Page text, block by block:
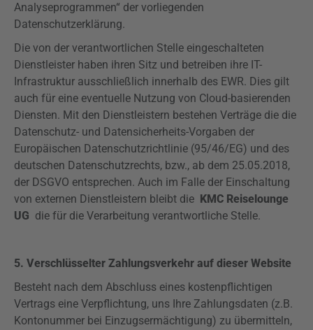
Analyseprogrammen“ der vorliegenden
Datenschutzerklärung.
Die von der verantwortlichen Stelle eingeschalteten
Dienstleister haben ihren Sitz und betreiben ihre IT-
Infrastruktur ausschließlich innerhalb des EWR. Dies gilt
auch für eine eventuelle Nutzung von Cloud-basierenden
Diensten. Mit den Dienstleistern bestehen Verträge die die
Datenschutz- und Datensicherheits-Vorgaben der
Europäischen Datenschutzrichtlinie (95/46/EG) und des
deutschen Datenschutzrechts, bzw., ab dem 25.05.2018,
der DSGVO entsprechen. Auch im Falle der Einschaltung
von externen Dienstleistern bleibt die KMC Reiselounge
UG die für die Verarbeitung verantwortliche Stelle.
5. Verschlüsselter Zahlungsverkehr auf dieser Website
Besteht nach dem Abschluss eines kostenpflichtigen
Vertrags eine Verpflichtung, uns Ihre Zahlungsdaten (z.B.
Kontonummer bei Einzugsermächtigung) zu übermitteln,